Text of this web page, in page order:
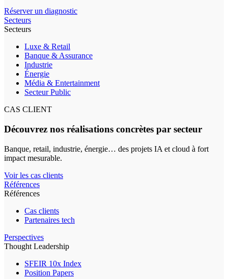
Réserver un diagnostic
Secteurs
Secteurs
Luxe & Retail
Banque & Assurance
Industrie
Énergie
Média & Entertainment
Secteur Public
CAS CLIENT
Découvrez nos réalisations concrètes par secteur
Banque, retail, industrie, énergie… des projets IA et cloud à fort
impact mesurable.
Voir les cas clients
Références
Références
Cas clients
Partenaires tech
Perspectives
Thought Leadership
SFEIR 10x Index
Position Papers